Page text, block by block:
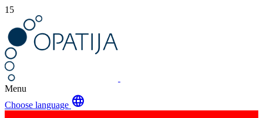
15
Menu
Choose language language